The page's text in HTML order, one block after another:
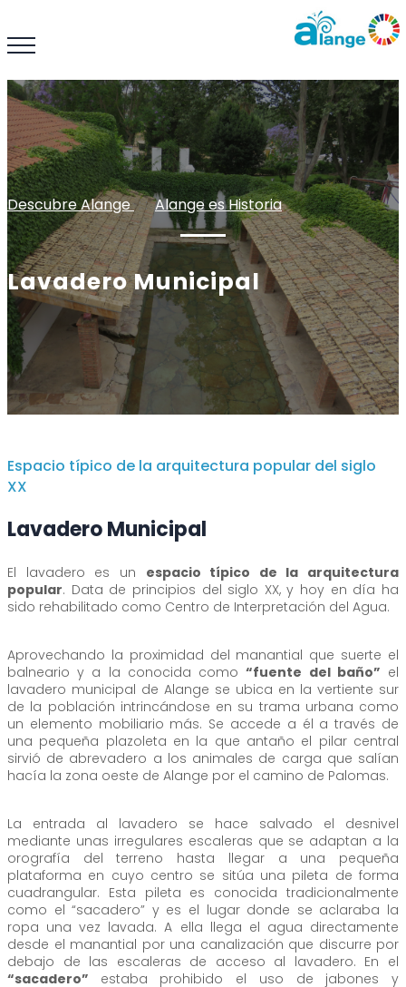
Descubre Alange : : Alange es Historia
Lavadero Municipal
Espacio típico de la arquitectura popular del siglo
XX
Lavadero Municipal
El lavadero es un espacio típico de la arquitectura
popular. Data de principios del siglo XX, y hoy en día ha
sido rehabilitado como Centro de Interpretación del Agua.
Aprovechando la proximidad del manantial que suerte el
balneario y a la conocida como“fuente del baño” el
lavadero municipal de Alange se ubica en la vertiente sur
de la población intrincándose en su trama urbana como
un elemento mobiliario más. Se accede a él a través de
una pequeña plazoleta en la que antaño el pilar central
sirvió de abrevadero a los animales de carga que salían
hacía la zona oeste de Alange por el camino de Palomas.
La entrada al lavadero se hace salvado el desnivel
mediante unas irregulares escaleras que se adaptan a la
orografía del terreno hasta llegar a una pequeña
plataforma en cuyo centro se sitúa una pileta de forma
cuadrangular. Esta pileta es conocida tradicionalmente
como el “sacadero” y es el lugar donde se aclaraba la
ropa una vez lavada. A ella llega el agua directamente
desde el manantial por una canalización que discurre por
debajo de las escaleras de acceso al lavadero. En el
“sacadero” estaba prohibido el uso de jabones y